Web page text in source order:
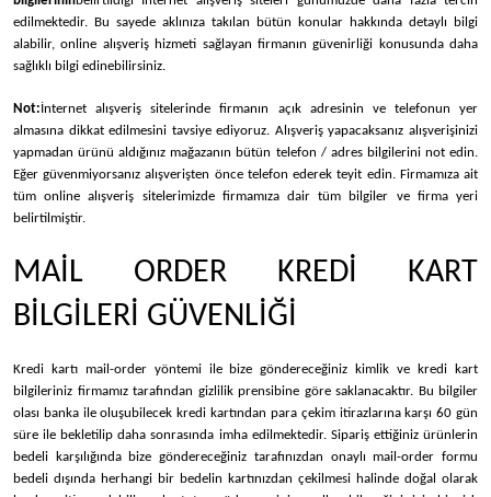
edilmektedir. Bu sayede aklınıza takılan bütün konular hakkında detaylı bilgi
alabilir, online alışveriş hizmeti sağlayan firmanın güvenirliği konusunda daha
sağlıklı bilgi edinebilirsiniz.
Not:İnternet alışveriş sitelerinde firmanın açık adresinin ve telefonun yer
almasına dikkat edilmesini tavsiye ediyoruz. Alışveriş yapacaksanız alışverişinizi
yapmadan ürünü aldığınız mağazanın bütün telefon / adres bilgilerini not edin.
Eğer güvenmiyorsanız alışverişten önce telefon ederek teyit edin. Firmamıza ait
tüm online alışveriş sitelerimizde firmamıza dair tüm bilgiler ve firma yeri
belirtilmiştir.
MAİL ORDER KREDİ KART
BİLGİLERİ GÜVENLİĞİ
Kredi kartı mail-order yöntemi ile bize göndereceğiniz kimlik ve kredi kart
bilgileriniz firmamız tarafından gizlilik prensibine göre saklanacaktır. Bu bilgiler
olası banka ile oluşubilecek kredi kartından para çekim itirazlarına karşı 60 gün
süre ile bekletilip daha sonrasında imha edilmektedir. Sipariş ettiğiniz ürünlerin
bedeli karşılığında bize göndereceğiniz tarafınızdan onaylı mail-order formu
bedeli dışında herhangi bir bedelin kartınızdan çekilmesi halinde doğal olarak